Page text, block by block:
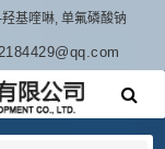
基喹啉, 单氟磷酸钠